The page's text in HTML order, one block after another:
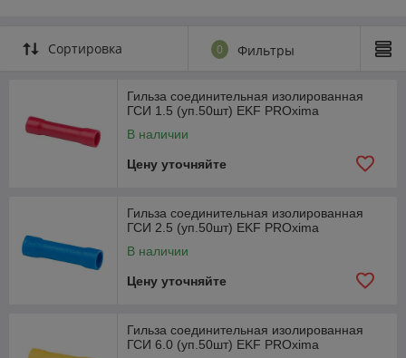
корпуса, при этом электрическому контакту обеспечена
герметичность.
Сортировка 0 Фильтры
Гильза соединительная изолированная
ГСИ 1.5 (уп.50шт) EKF PROxima
В наличии
Цену уточняйте
Гильза соединительная изолированная
ГСИ 2.5 (уп.50шт) EKF PROxima
В наличии
Цену уточняйте
Гильза соединительная изолированная
ГСИ 6.0 (уп.50шт) EKF PROxima